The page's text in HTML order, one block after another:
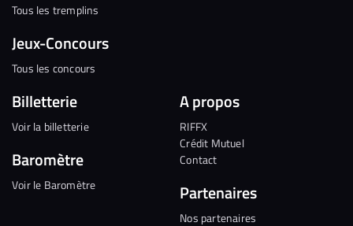
Tous les tremplins
Jeux-Concours
Tous les concours
Billetterie
Voir la billetterie
Baromètre
Voir le Baromètre
A propos
RIFFX
Crédit Mutuel
Contact
Partenaires
Nos partenaires